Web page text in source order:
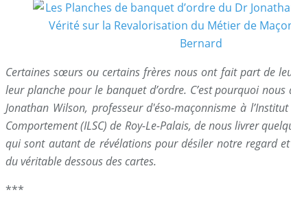
Certaines sœurs ou certains frères nous ont fait part de
leur planche pour le banquet d’ordre. C’est pourquoi
Jonathan Wilson, professeur d'éso-maçonnisme à
Comportement (ILSC) de Roy-Le-Palais, de nous livrer
qui sont autant de révélations pour désiler notre regard
du véritable dessous des cartes.
***